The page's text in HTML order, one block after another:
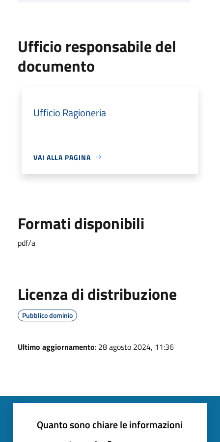
Ufficio responsabile del
documento
Ufficio Ragioneria
VAI ALLA PAGINA
Formati disponibili
pdf/a
Licenza di distribuzione
Pubblico dominio
Ultimo aggiornamento: 28 agosto 2024, 11:36
Quanto sono chiare le informazioni